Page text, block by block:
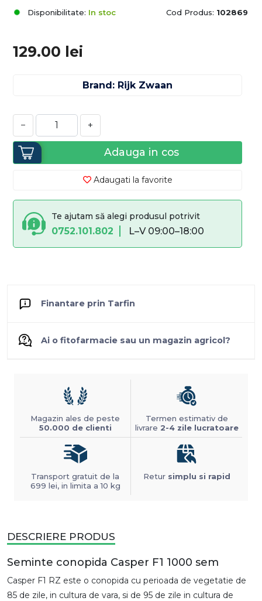
Disponibilitate: In stoc Cod Produs: 102869
129.00 lei
Brand: Rijk Zwaan
− +
Adauga in cos
Adaugati la favorite
Te ajutam să alegi produsul potrivit
0752.101.802 L–V 09:00–18:00
Finantare prin Tarfin
Ai o fitofarmacie sau un magazin agricol?
Magazin ales de peste
50.000 de clienti
Termen estimativ de
livrare 2-4 zile lucratoare
Transport gratuit de la
699 lei, in limita a 10 kg
Retur simplu si rapid
DESCRIERE PRODUS
Seminte conopida Casper F1 1000 sem
Casper F1 RZ este o conopida cu perioada de vegetatie de
85 de zile, in cultura de vara, si de 95 de zile in cultura de